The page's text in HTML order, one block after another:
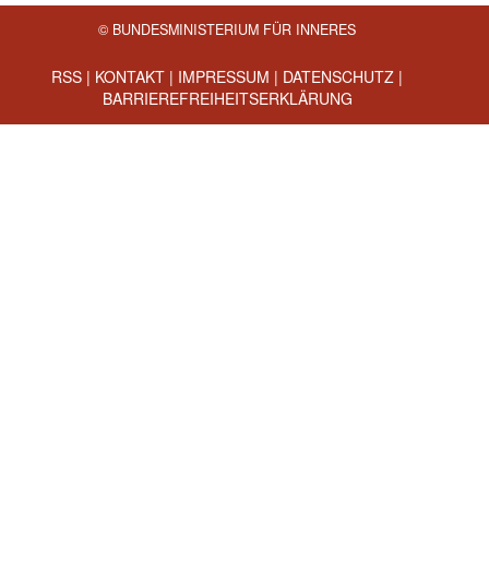
© BUNDESMINISTERIUM FÜR INNERES
RSS | KONTAKT | IMPRESSUM | DATENSCHUTZ |
BARRIEREFREIHEITSERKLÄRUNG